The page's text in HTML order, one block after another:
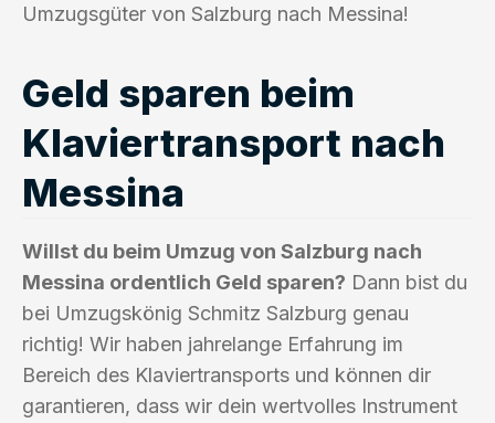
Umzugsgüter von Salzburg nach Messina!
Geld sparen beim
Klaviertransport nach
Messina
Willst du beim Umzug von Salzburg nach
Messina ordentlich Geld sparen? Dann bist du
bei Umzugskönig Schmitz Salzburg genau
richtig! Wir haben jahrelange Erfahrung im
Bereich des Klaviertransports und können dir
garantieren, dass wir dein wertvolles Instrument